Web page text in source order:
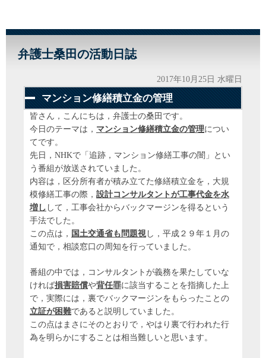
弁護士桑田の活動日誌
2017年10月25日 水曜日
マンション修繕積立金の管理
皆さん，こんにちは，弁護士の桑田です。
今日のテーマは， マンション修繕積立金の管理につい
てです。
先日，NHKで「追跡，マンション修繕工事の闇」とい
う番組が放送されていました。
内容は，区分所有者が積み立てた修繕積立金を，大規
模修繕工事の際， 設計コンサルタントが工事代金を水
増し して，工事会社からバックマージンを得るという
手法でした。
この点は， 国土交通省も問題視 し，平成２９年１月の
通知で，相談窓口の周知を行っていました。
番組の中では，コンサルタントが義務を果たしていな
ければ損害賠償や背任罪に該当することを指摘した上
で，実際には，裏でバックマージンをもらったことの
立証が困難であると説明していました。
この点はまさにそのとおりで，やはり裏で行われた行
為を明らかにすることは相当難しいと思います。